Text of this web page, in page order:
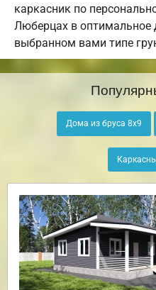
каркасник по
Люберцах в оптимальное
выбранном вами типе
Дома из бруса 8х9